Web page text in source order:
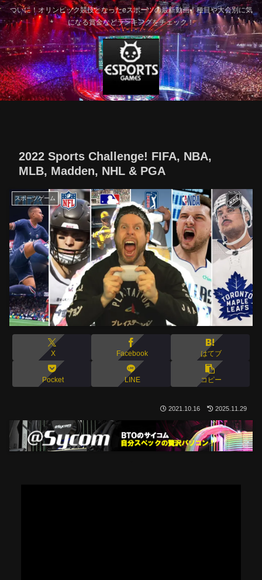
ついに！オリンピック競技となったeスポーツの最新動画！種目や大会別に気
になる賞金などランキングをチェック！
2022 Sports Challenge! FIFA, NBA,
MLB, Madden, NHL & PGA
スポーツゲーム
X Facebook はてブ
Pocket LINE コピー
2021.10.16 2025.11.29